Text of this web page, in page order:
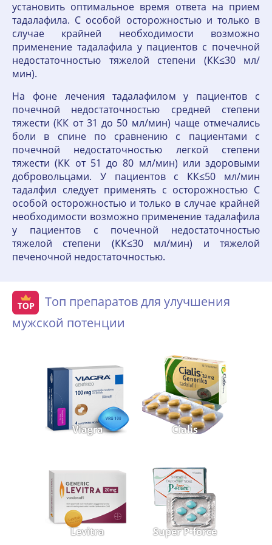
установить оптимальное время ответа на прием
тадалафила. С особой осторожностью и только в
случае крайней необходимости возможно
применение тадалафила у пациентов с почечной
недостаточностью тяжелой степени (КК≤30 мл/
мин).
На фоне лечения тадалафилом у пациентов с
почечной недостаточностью средней степени
тяжести (КК от 31 до 50 мл/мин) чаще отмечались
боли в спине по сравнению с пациентами с
почечной недостаточностью легкой степени
тяжести (КК от 51 до 80 мл/мин) или здоровыми
добровольцами. У пациентов с КК≤50 мл/мин
тадалфил следует применять с осторожностью С
особой осторожностью и только в случае крайней
необходимости возможно применение тадалафила
у пациентов с почечной недостаточностью
тяжелой степени (КК≤30 мл/мин) и тяжелой
печеночной недостаточностью.
Топ препаратов для улучшения
мужской потенции
Viagra Cialis
Levitra Super P-force